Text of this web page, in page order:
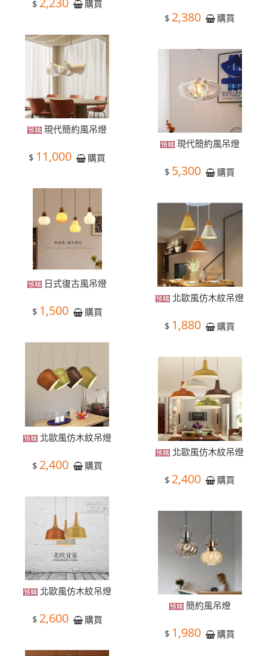
$
購買
$ 2,380 購買
現代簡約風吊燈
$ 11,000 購買
現代簡約風吊燈
$ 5,300 購買
日式復古風吊燈
$ 1,500 購買
北歐風仿木紋吊燈
$ 1,880 購買
北歐風仿木紋吊燈
$ 2,400 購買
北歐風仿木紋吊燈
$ 2,400 購買
北歐風仿木紋吊燈
$ 2,600 購買
簡約風吊燈
$ 1,980 購買